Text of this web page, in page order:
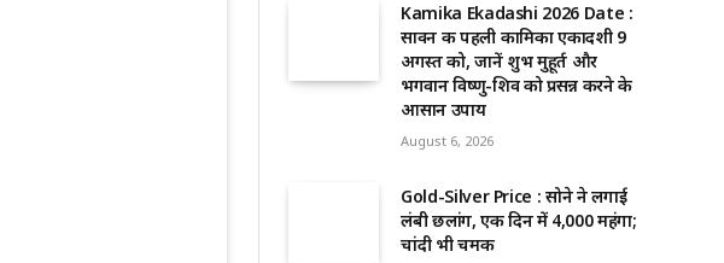
Kamika Ekadashi 2026 Date :
सावन की पहली कामिका एकादशी 9
अगस्त को, जानें शुभ मुहूर्त और
भगवान विष्णु-शिव को प्रसन्न करने के
आसान उपाय
August 6, 2026
Gold-Silver Price : सोने ने लगाई
लंबी छलांग, एक दिन में ₹4,000 महंगा;
चांदी भी चमकी